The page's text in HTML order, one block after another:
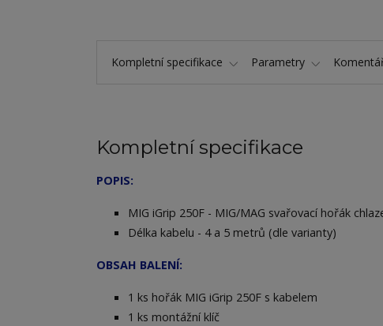
Kompletní specifikace Parametry
Kompletní specifikace
POPIS:
MIG iGrip 250F - MIG/MAG svařovací hořák
Délka kabelu - 4 a 5 metrů (dle varianty)
OBSAH BALENÍ:
1 ks hořák MIG iGrip 250F s kabelem
1 ks montážní klíč